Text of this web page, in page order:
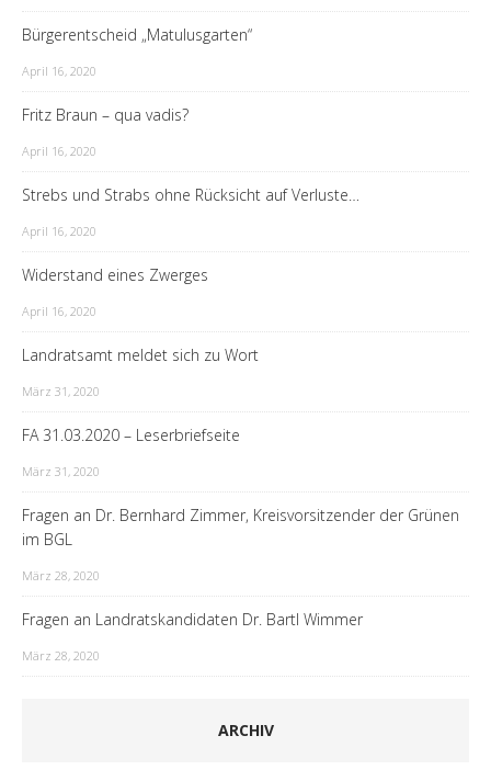
Bürgerentscheid „Matulusgarten“
April 16, 2020
Fritz Braun – qua vadis?
April 16, 2020
Strebs und Strabs ohne Rücksicht auf Verluste…
April 16, 2020
Widerstand eines Zwerges
April 16, 2020
Landratsamt meldet sich zu Wort
März 31, 2020
FA 31.03.2020 – Leserbriefseite
März 31, 2020
Fragen an Dr. Bernhard Zimmer, Kreisvorsitzender der Grünen
im BGL
März 28, 2020
Fragen an Landratskandidaten Dr. Bartl Wimmer
März 28, 2020
ARCHIV